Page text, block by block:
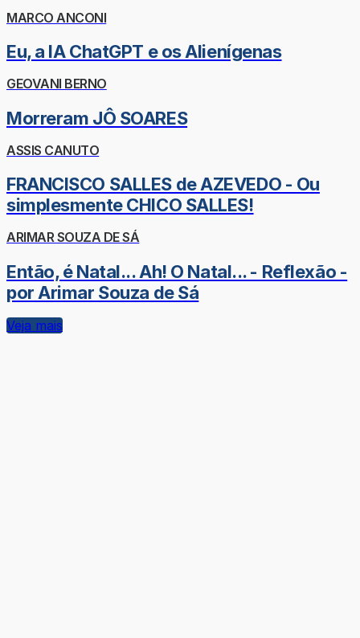
MARCO ANCONI
Eu, a IA ChatGPT e os Alienígenas
GEOVANI BERNO
Morreram JÔ SOARES
ASSIS CANUTO
FRANCISCO SALLES de AZEVEDO - Ou
simplesmente CHICO SALLES!
ARIMAR SOUZA DE SÁ
Então, é Natal... Ah! O Natal... - Reflexão -
por Arimar Souza de Sá
Veja mais